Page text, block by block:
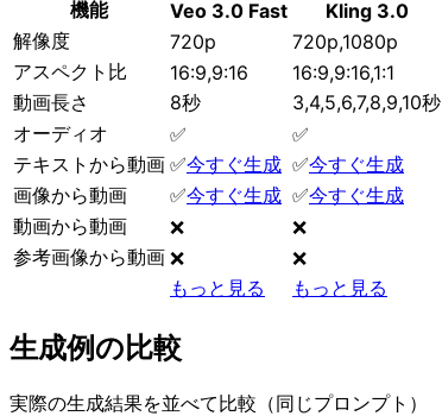
機能 Veo 3.0 Fast
Kling 3.0
解像度
720p
720p,1080p
アスペクト比
16:9,9:16
16:9,9:16,1:1
動画長さ
8秒
3,4,5,6,7,8,9,10秒
オーディオ
✅
✅
テキストから動画 ✅今すぐ生成 ✅今すぐ生成
画像から動画
✅今すぐ生成 ✅今すぐ生成
動画から動画
❌
❌
参考画像から動画 ❌
❌
もっと見る
もっと見る
生成例の比較
実際の生成結果を並べて比較（同じプロンプト）